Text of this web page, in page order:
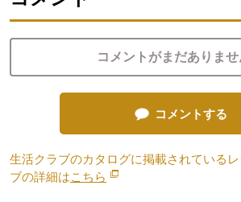
コメントがまだありませ
コメントする
生活クラブのカタログに掲載されている
ブの詳細はこちら 別のウィンドウで開きま